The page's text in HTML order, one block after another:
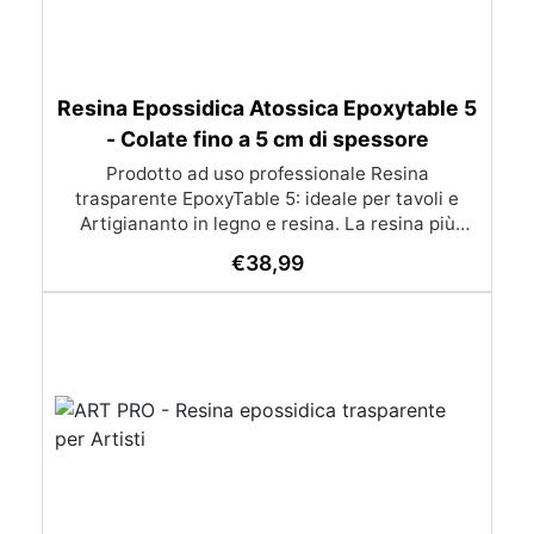
Resina Epossidica Atossica Epoxytable 5
- Colate fino a 5 cm di spessore
Prodotto ad uso professionale Resina
trasparente EpoxyTable 5: ideale per tavoli e
Artigiananto in legno e resina. La resina più
perfetta per colate di alto spessore fino a 5 cm.
Applicazioni Principali: Realizzazione di tavoli in
monete, pietre, ecc) Colate riempitive in
spessore dentro stampi e cassaforme
Caratteristiche principali: ✅ Bassissima
€38,99